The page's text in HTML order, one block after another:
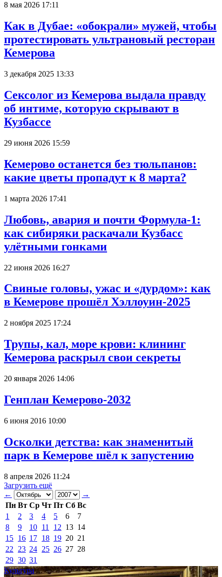
8 мая 2026 17:11
Как в Дубае: «обокрали» мужей, чтобы
протестировать ультрановый ресторан
Кемерова
3 декабря 2025 13:33
Сексолог из Кемерова выдала правду
об интиме, которую скрывают в
Кузбассе
29 июня 2026 15:59
Кемерово останется без тюльпанов:
какие цветы пропадут к 8 марта?
1 марта 2026 17:41
Любовь, авария и почти Формула-1:
как сибиряки раскачали Кузбасс
улётными гонками
22 июня 2026 16:27
Свиные головы, ужас и «дурдом»: как
в Кемерове прошёл Хэллоуин-2025
2 ноября 2025 17:24
Трупы, кал, море крови: клининг
Кемерова раскрыл свои секреты
20 января 2026 14:06
Генплан Кемерово-2032
6 июня 2016 10:00
Осколки детства: как знаменитый
парк в Кемерове шёл к запустению
8 апреля 2026 11:24
Загрузить ещё
←
→
Пн Вт Ср Чт Пт Сб Вс
1
2 3 4 5 6
7
8
9 10 11 12 13 14
15 16 17 18 19 20 21
22
23 24 25 26 27 28
29 30 31
Культура